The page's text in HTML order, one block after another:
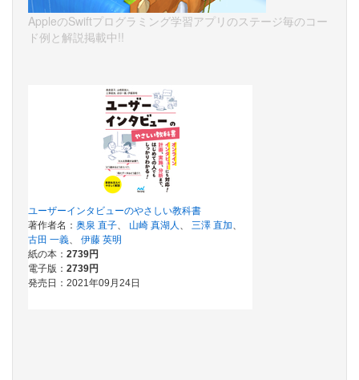
AppleのSwiftプログラミング学習アプリのステージ毎のコー
ド例と解説掲載中!!